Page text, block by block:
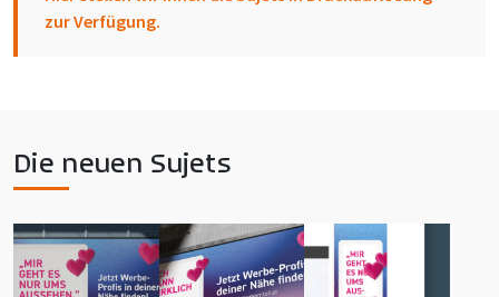
zur Verfügung.
Die neuen Sujets